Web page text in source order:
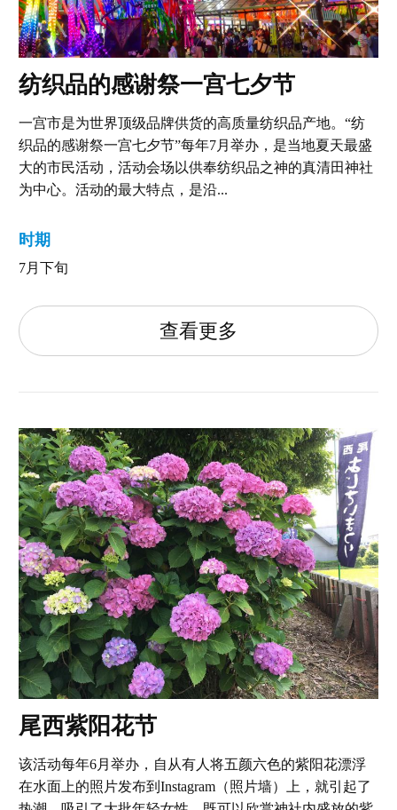
纺织品的感谢祭一宫七夕节
一宫市是为世界顶级品牌供货的高质量纺织品产地。“纺
织品的感谢祭一宫七夕节”每年7月举办，是当地夏天最盛
大的市民活动，活动会场以供奉纺织品之神的真清田神社
为中心。活动的最大特点，是沿...
时期
7月下旬
查看更多
尾西紫阳花节
该活动每年6月举办，自从有人将五颜六色的紫阳花漂浮
在水面上的照片发布到Instagram（照片墙）上，就引起了